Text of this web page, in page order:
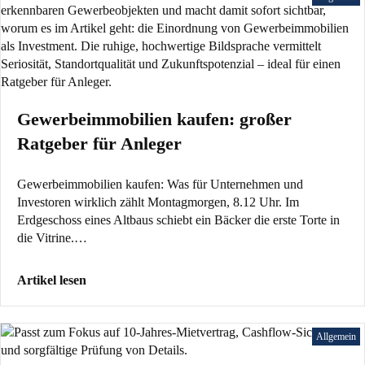
Gewerbeimmobilien kaufen: großer
Ratgeber für Anleger
Gewerbeimmobilien kaufen: Was für Unternehmen und
Investoren wirklich zählt Montagmorgen, 8.12 Uhr. Im
Erdgeschoss eines Altbaus schiebt ein Bäcker die erste Torte in
die Vitrine.…
Artikel lesen
Allgemein